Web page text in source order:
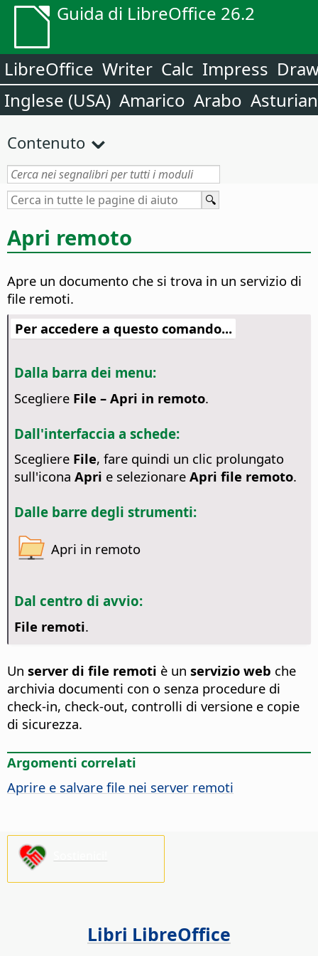
Guida di LibreOffice 26.2
LibreOffice Writer Calc Impress
Inglese (USA) Amarico Arabo
Contenuto
Apri remoto
Apre un documento che si trova in un servizio di
file remoti.
Per accedere a questo comando...
Dalla barra dei menu:
Scegliere File – Apri in remoto.
Dall'interfaccia a schede:
Scegliere File, fare quindi un clic prolungato
sull'icona Apri e selezionare Apri file remoto.
Dalle barre degli strumenti:
Apri in remoto
Dal centro di avvio:
File remoti.
Un server di file remoti è un servizio web che
archivia documenti con o senza procedure di
check-in, check-out, controlli di versione e copie
di sicurezza.
Argomenti correlati
Aprire e salvare file nei server remoti
Libri LibreOffice